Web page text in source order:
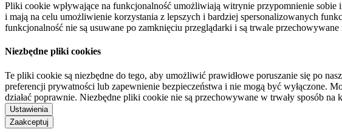
Pliki cookie wpływające na funkcjonalność umożliwiają witrynie przypomnienie
i mają na celu umożliwienie korzystania z lepszych i bardziej spersonalizowanych
funkcjonalność nie są usuwane po zamknięciu przeglądarki i są trwale
Niezbędne pliki cookies
Te pliki cookie są niezbędne do tego, aby umożliwić prawidłowe poruszanie się po
preferencji prywatności lub zapewnienie bezpieczeństwa i nie mogą być wyłączone.
działać poprawnie. Niezbędne pliki cookie nie są przechowywane w trwały sposób
Ustawienia
Zaakceptuj